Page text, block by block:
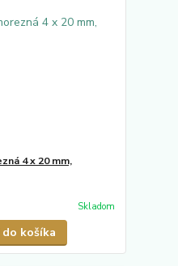
4 x 20 mm,
Skladom
košíka